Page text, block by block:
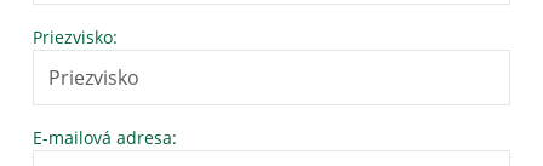
Priezvisko:
E-mailová adresa: